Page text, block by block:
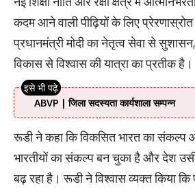
कदम आने वाली पीढ़ियों के लिए
प्रधानमंत्री मोदी का नेतृत्व सेवा से
विकास से विश्वास की यात्रा का प्रतीक है।
ABVP | जिला सदस्यता कार्यशाला सम्पन्न
रूडी ने कहा कि विकसित भारत का
भारतीयों का संकल्प बन चुका है और देश
बढ़ रहा है। रूडी ने विश्वास व्यक्त किया कि